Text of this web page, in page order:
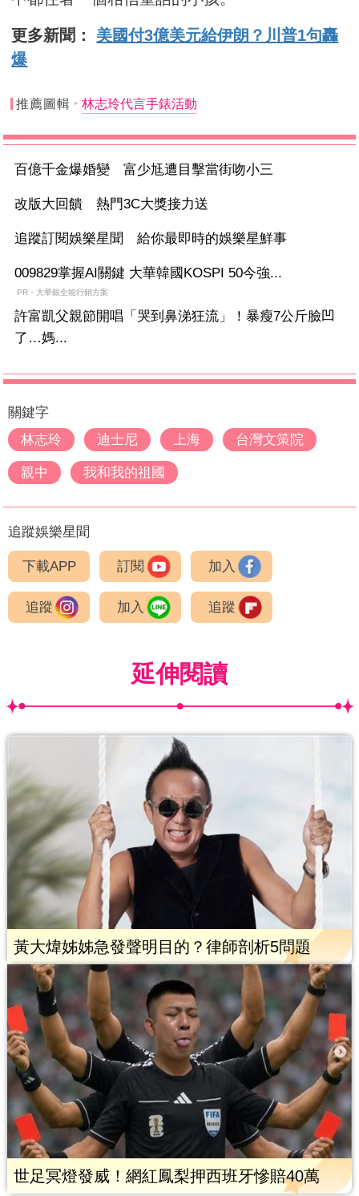
更多新聞： 美國付3億美元給伊朗？川普1句轟
爆
推薦圖輯 林志玲代言手錶活動
百億千金爆婚變 富少尪遭目擊當街吻小三
改版大回饋 熱門3C大獎接力送
追蹤訂閱娛樂星聞 給你最即時的娛樂星鮮事
009829掌握AI關鍵 大華韓國KOSPI 50今強...
PR・大華銀全能行銷方案
許富凱父親節開唱「哭到鼻涕狂流」！暴瘦7公斤臉凹
了…媽...
關鍵字
林志玲
迪士尼 上海 台灣文策院
親中 我和我的祖國
追蹤娛樂星聞
下載APP 訂閱 加入
追蹤 加入 追蹤
延伸閱讀
黃大煒姊姊急發聲明目的？律師剖析5問題
世足冥燈發威！網紅鳳梨押西班牙慘賠40萬